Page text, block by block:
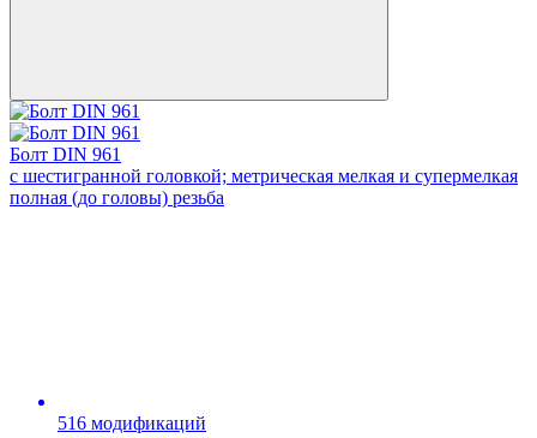
Болт DIN 961
с шестигранной головкой; метрическая мелкая и супермелкая
полная (до головы) резьба
516 модификаций